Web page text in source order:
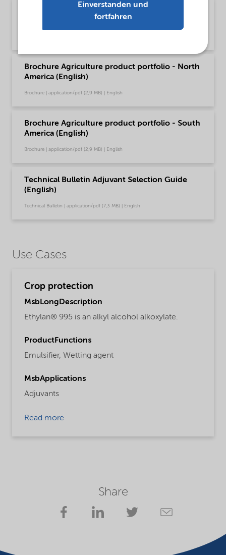
Brochure Agriculture product portfolio - North
America (English)
Brochure | application/pdf (2,9 MB) | English
Brochure Agriculture product portfolio - South
America (English)
Brochure | application/pdf (2,9 MB) | English
Technical Bulletin Adjuvant Selection Guide
(English)
Technical Bulletin | application/pdf (7,3 MB) | English
Use Cases
Crop protection
MsbLongDescription
Ethylan® 995 is an alkyl alcohol alkoxylate.
ProductFunctions
Emulsifier, Wetting agent
MsbApplications
Adjuvants
Read more
Share
Einverstanden und
fortfahren